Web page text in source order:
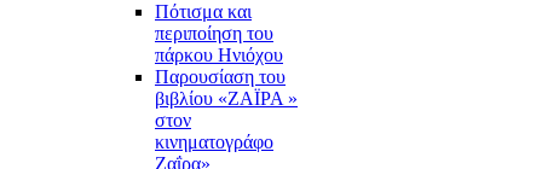
Πότισμα και
περιποίηση του
πάρκου Ηνιόχου
Παρουσίαση του
βιβλίου «ΖΑΪΡΑ »
στον
κινηματογράφο
Ζαΐρα»